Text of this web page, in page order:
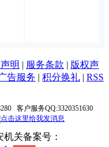
明 服务条款
版权声
告服务 积分换礼
RSS
客户服务QQ:3320351630
机关备案号：